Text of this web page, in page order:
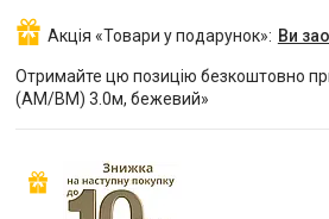
Акція «Товари у подарунок» Ви
Отримайте цю позицію безкоштовно
(AM/BM) 3.0м, бежевий»